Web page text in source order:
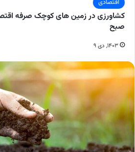
اقتصادی
کشاورزی در زمین های کوچک صرفه
صبح
۱۴۰۳, دی ۹